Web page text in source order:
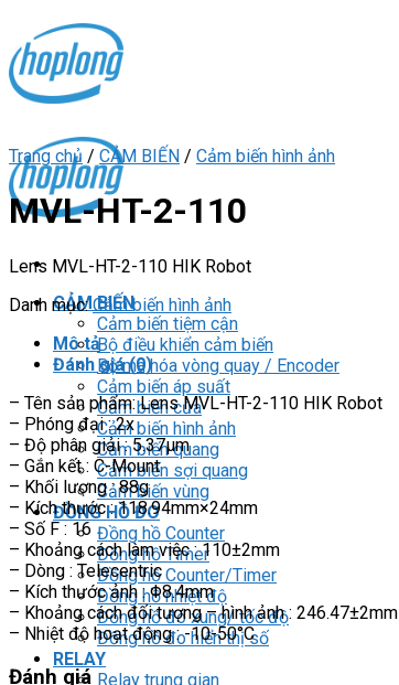
content
CẢM BIẾN
Cảm biến tiệm cận
Bộ điều khiển cảm biến
Bộ mã hóa vòng quay / Encoder
Cảm biến áp suất
Cảm biến cửa
Cảm biến hình ảnh
Cảm biến quang
Cảm biến sợi quang
Cảm biến vùng
ĐỒNG HỒ ĐO
Đồng hồ Counter
Đồng hồ Timer
Đồng hồ Counter/Timer
Đồng hồ nhiệt độ
Đồng hồ đo xung/ tốc độ
Đồng hồ đo hiển thị số
RELAY
Relay trung gian
Trang chủ / CẢM BIẾN / Cảm biến hình ảnh
MVL-HT-2-110
Lens MVL-HT-2-110 HIK Robot
Danh mục:Cảm biến hình ảnh
Mô tả
Đánh giá (0)
– Tên sản phẩm: Lens MVL-HT-2-110 HIK Robot
– Phóng đại : 2x
– Độ phân giải : 5.37µm
– Gắn kết : C-Mount
– Khối lượng : 88g
– Kích thước : 118.94mm×24mm
– Số F : 16
– Khoảng cách làm việc : 110±2mm
– Dòng : Telecentric
– Kích thước ảnh : Φ8.4mm
– Khoảng cách đối tượng – hình ảnh : 246.47±2mm
– Nhiệt độ hoạt động : -10-50°C
Đánh giá